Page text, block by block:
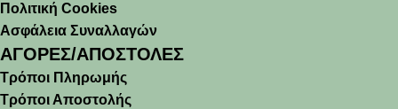
Πολιτική Cookies
Ασφάλεια Συναλλαγών
ΑΓΟΡΕΣ/ΑΠΟΣΤΟΛΕΣ
Τρόποι Πληρωμής
Τρόποι Αποστολής